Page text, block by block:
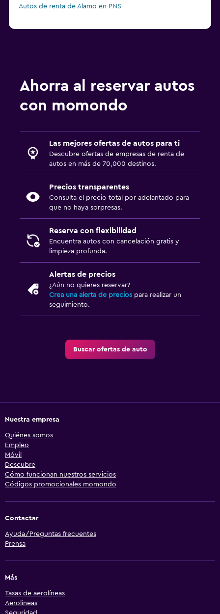
Autos de renta de Alamo en PNS
Ahorra al reservar autos
con momondo
Las mejores ofertas de autos para ti
Descubre ofertas de empresas de renta de
autos en más de 70,000 destinos.
Precios transparentes
Consulta el precio total por adelantado para
que no haya sorpresas.
Reserva con flexibilidad
Encuentra autos con cancelación gratis y
limpieza profunda.
Alertas de precios
¿Aún no quieres reservar?
Crea una alerta de precios para realizar un
seguimiento.
Buscar ofertas de auto
Nuestra empresa
Quiénes somos
Empleo
Móvil
Descubre
Cómo funcionan nuestros servicios
Códigos promocionales momondo
Contactar
Ayuda/Preguntas frecuentes
Prensa
Más
Tasas de aerolíneas
Aerolíneas